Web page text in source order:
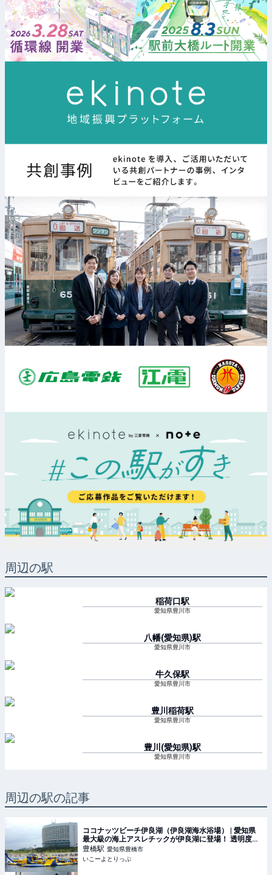
周辺の駅
稲荷口駅
愛知県豊川市
八幡(愛知県)駅
愛知県豊川市
牛久保駅
愛知県豊川市
豊川稲荷駅
愛知県豊川市
豊川(愛知県)駅
愛知県豊川市
周辺の駅の記事
ココナッツビーチ伊良湖（伊良湖海水浴場） | 愛知県
最大級の海上アスレチックが伊良湖に登場！ 透明度抜
群の海で思いっきり遊ぼう！ | 愛知県田原市 | いこーよ
とりっぷ
豊橋駅 愛知県豊橋市
いこーよとりっぷ